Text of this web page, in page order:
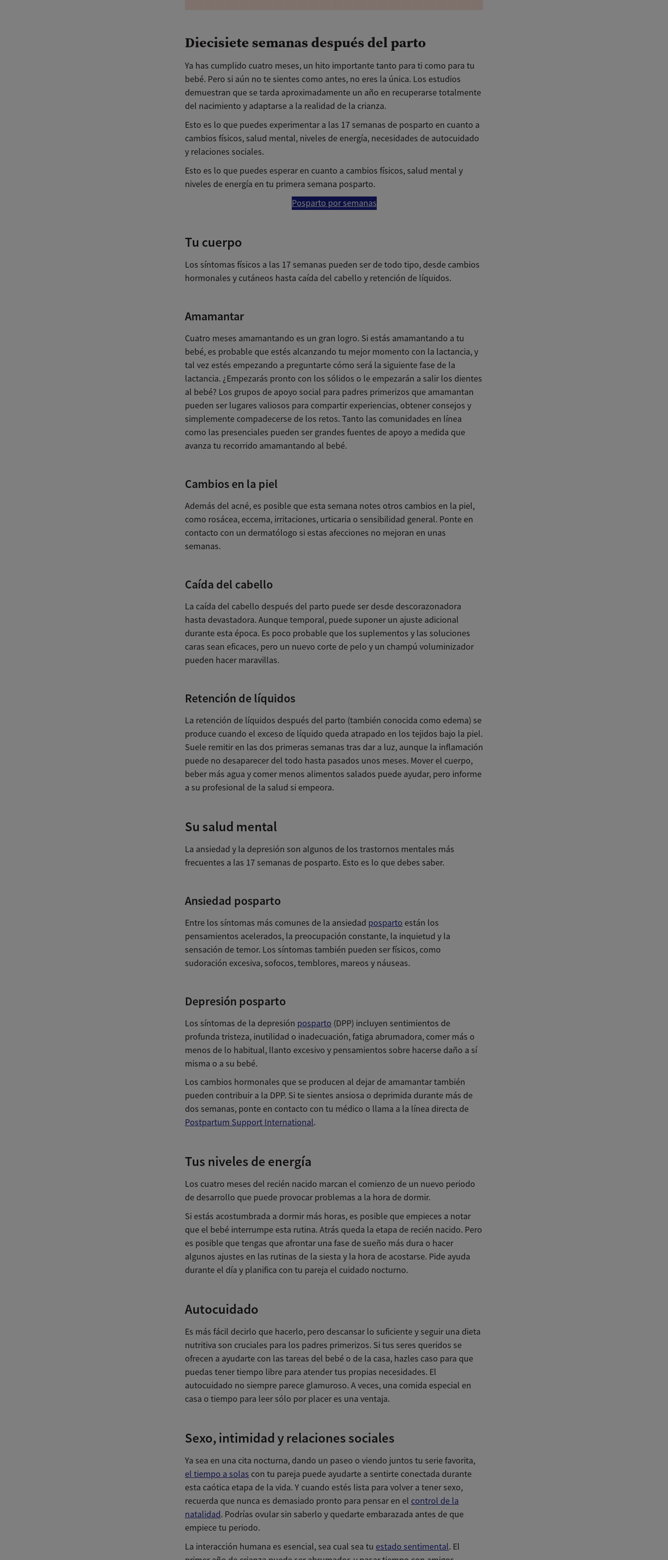
Diecisiete semanas después del parto
Ya has cumplido cuatro meses, un hito importante tanto para ti como para tu
bebé. Pero si aún no te sientes como antes, no eres la única. Los estudios
demuestran que se tarda aproximadamente un año en recuperarse totalmente
del nacimiento y adaptarse a la realidad de la crianza.
Esto es lo que puedes experimentar a las 17 semanas de posparto en cuanto a
cambios físicos, salud mental, niveles de energía, necesidades de autocuidado
y relaciones sociales.
Esto es lo que puedes esperar en cuanto a cambios físicos, salud mental y
niveles de energía en tu primera semana posparto.
Posparto por semanas
Tu cuerpo
Los síntomas físicos a las 17 semanas pueden ser de todo tipo, desde cambios
hormonales y cutáneos hasta caída del cabello y retención de líquidos.
Amamantar
Cuatro meses amamantando es un gran logro. Si estás amamantando a tu
bebé, es probable que estés alcanzando tu mejor momento con la lactancia, y
tal vez estés empezando a preguntarte cómo será la siguiente fase de la
lactancia. ¿Empezarás pronto con los sólidos o le empezarán a salir los dientes
al bebé? Los grupos de apoyo social para padres primerizos que amamantan
pueden ser lugares valiosos para compartir experiencias, obtener consejos y
simplemente compadecerse de los retos. Tanto las comunidades en línea
como las presenciales pueden ser grandes fuentes de apoyo a medida que
avanza tu recorrido amamantando al bebé.
Cambios en la piel
Además del acné, es posible que esta semana notes otros cambios en la piel,
como rosácea, eccema, irritaciones, urticaria o sensibilidad general. Ponte en
contacto con un dermatólogo si estas afecciones no mejoran en unas
semanas.
Caída del cabello
La caída del cabello después del parto puede ser desde descorazonadora
hasta devastadora. Aunque temporal, puede suponer un ajuste adicional
durante esta época. Es poco probable que los suplementos y las soluciones
caras sean eficaces, pero un nuevo corte de pelo y un champú voluminizador
pueden hacer maravillas.
Retención de líquidos
La retención de líquidos después del parto (también conocida como edema) se
produce cuando el exceso de líquido queda atrapado en los tejidos bajo la piel.
Suele remitir en las dos primeras semanas tras dar a luz, aunque la inflamación
puede no desaparecer del todo hasta pasados unos meses. Mover el cuerpo,
beber más agua y comer menos alimentos salados puede ayudar, pero informe
a su profesional de la salud si empeora.
Su salud mental
La ansiedad y la depresión son algunos de los trastornos mentales más
frecuentes a las 17 semanas de posparto. Esto es lo que debes saber.
Ansiedad posparto
Entre los síntomas más comunes de la ansiedad posparto están los
pensamientos acelerados, la preocupación constante, la inquietud y la
sensación de temor. Los síntomas también pueden ser físicos, como
sudoración excesiva, sofocos, temblores, mareos y náuseas.
Depresión posparto
Los síntomas de la depresión posparto (DPP) incluyen sentimientos de
profunda tristeza, inutilidad o inadecuación, fatiga abrumadora, comer más o
menos de lo habitual, llanto excesivo y pensamientos sobre hacerse daño a sí
misma o a su bebé.
Los cambios hormonales que se producen al dejar de amamantar también
pueden contribuir a la DPP. Si te sientes ansiosa o deprimida durante más de
dos semanas, ponte en contacto con tu médico o llama a la línea directa de
Postpartum Support International.
Tus niveles de energía
Los cuatro meses del recién nacido marcan el comienzo de un nuevo periodo
de desarrollo que puede provocar problemas a la hora de dormir.
Si estás acostumbrada a dormir más horas, es posible que empieces a notar
que el bebé interrumpe esta rutina. Atrás queda la etapa de recién nacido. Pero
es posible que tengas que afrontar una fase de sueño más dura o hacer
algunos ajustes en las rutinas de la siesta y la hora de acostarse. Pide ayuda
durante el día y planifica con tu pareja el cuidado nocturno.
Autocuidado
Es más fácil decirlo que hacerlo, pero descansar lo suficiente y seguir una dieta
nutritiva son cruciales para los padres primerizos. Si tus seres queridos se
ofrecen a ayudarte con las tareas del bebé o de la casa, hazles caso para que
puedas tener tiempo libre para atender tus propias necesidades. El
autocuidado no siempre parece glamuroso. A veces, una comida especial en
casa o tiempo para leer sólo por placer es una ventaja.
Sexo, intimidad y relaciones sociales
Ya sea en una cita nocturna, dando un paseo o viendo juntos tu serie favorita,
el tiempo a solas con tu pareja puede ayudarte a sentirte conectada durante
esta caótica etapa de la vida. Y cuando estés lista para volver a tener sexo,
recuerda que nunca es demasiado pronto para pensar en el control de la
natalidad. Podrías ovular sin saberlo y quedarte embarazada antes de que
empiece tu periodo.
La interacción humana es esencial, sea cual sea tu estado sentimental. El